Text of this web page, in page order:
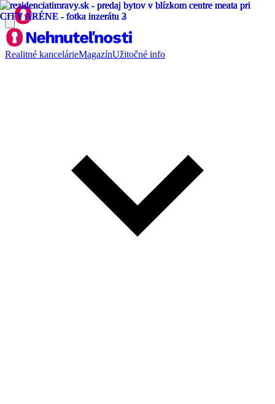
Realitné kancelárieMagazínUžitočné info